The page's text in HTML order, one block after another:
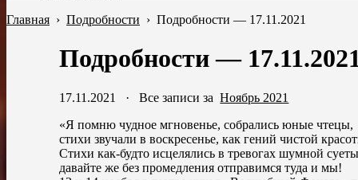
Главная › Подробности › Подробности — 17.11.2021
Подробности —
17.11.2021 ·Все записи заНоябрь 2021
«Я помню чудное мгновенье, собрались юные чтецы,
стихи звучали в воскресенье, как гений чистой
Стихи как-будто исцелялись в тревогах шумной
давайте же без промедления отправимся туда и мы!